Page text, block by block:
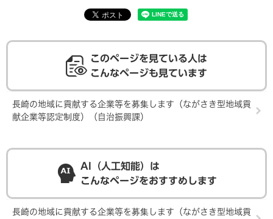
このページを見ている人は
こんなページも見ています
長崎の地域に貢献する企業等を募集します（ながさき型地域貢
献企業等認定制度）（自治振興課）
AI（人工知能）は
こんなページをおすすめします
長崎の地域に貢献する企業等を募集します（ながさき型地域貢